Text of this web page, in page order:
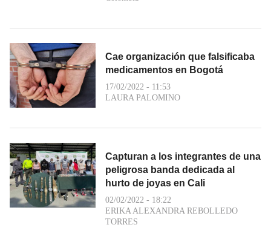
Cae organización que falsificaba
medicamentos en Bogotá
17/02/2022 - 11:53
LAURA PALOMINO
Capturan a los integrantes de una
peligrosa banda dedicada al
hurto de joyas en Cali
02/02/2022 - 18:22
ERIKA ALEXANDRA REBOLLEDO
TORRES